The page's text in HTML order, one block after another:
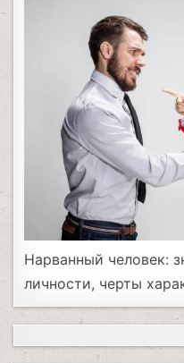
Нарванный человек:
личности, черты